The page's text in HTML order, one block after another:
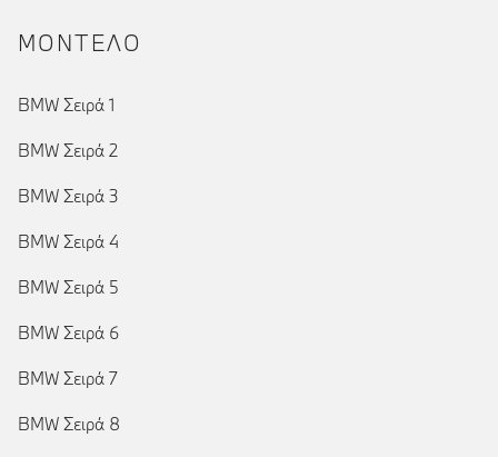
ΜΟΝΤΕΛΟ
BMW Σειρά 1
BMW Σειρά 2
BMW Σειρά 3
BMW Σειρά 4
BMW Σειρά 5
BMW Σειρά 6
BMW Σειρά 7
BMW Σειρά 8